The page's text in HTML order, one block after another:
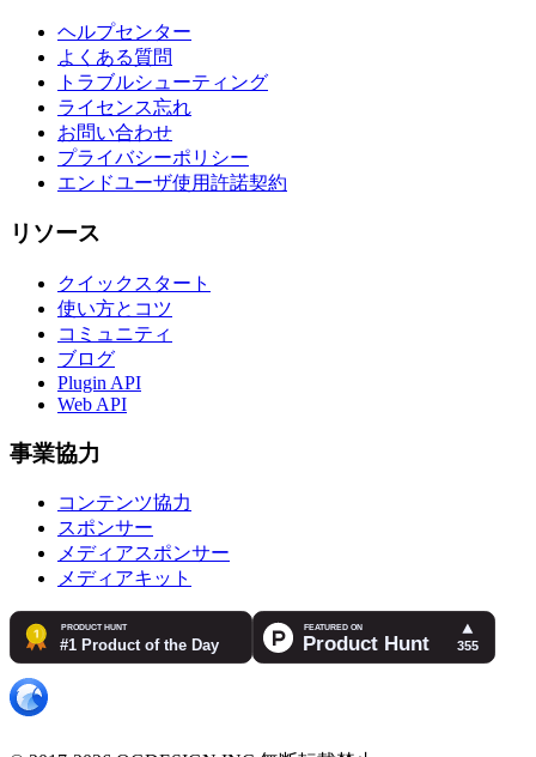
ヘルプセンター
よくある質問
トラブルシューティング
ライセンス忘れ
お問い合わせ
プライバシーポリシー
エンドユーザ使用許諾契約
リソース
クイックスタート
使い方とコツ
コミュニティ
ブログ
Plugin API
Web API
事業協力
コンテンツ協力
スポンサー
メディアスポンサー
メディアキット